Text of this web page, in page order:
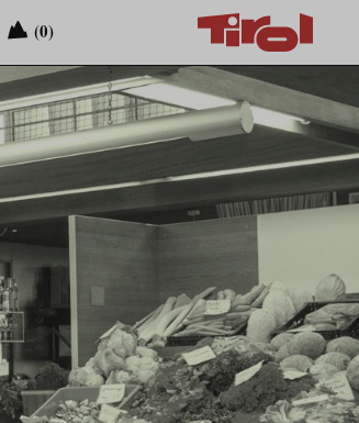
(0)